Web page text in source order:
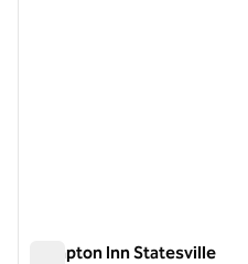
Hampton Inn Statesville